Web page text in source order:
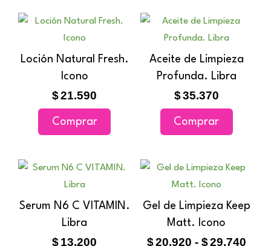
Loción Natural Fresh.
Icono
$21.590
Comprar
Aceite de Limpieza
Profunda. Libra
$35.370
Comprar
Serum N6 C VITAMIN.
Libra
$13.200
Gel de Limpieza Keep
Matt. Icono
$20.920 - $29.740
Este